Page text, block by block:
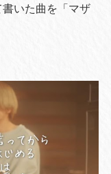
いた曲を「マザ